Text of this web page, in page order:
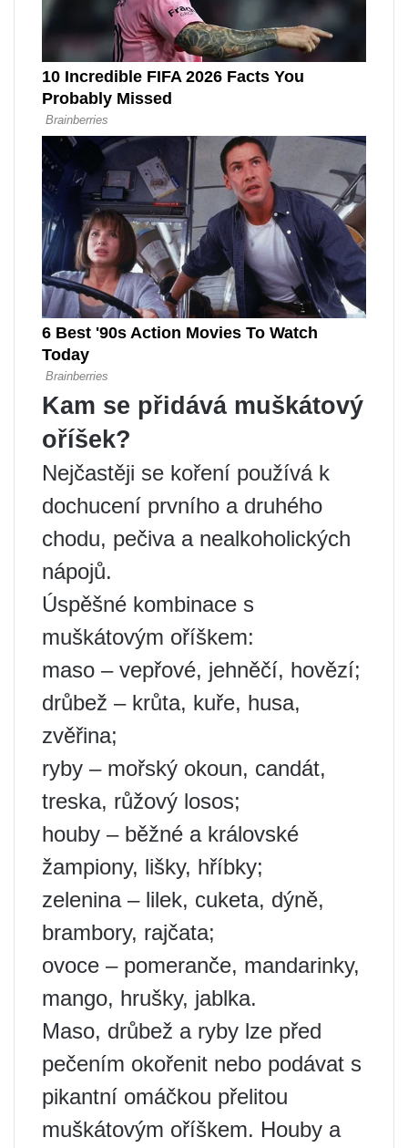
Kam se přidává muškátový
oříšek?
Nejčastěji se koření používá k
dochucení prvního a druhého
chodu, pečiva a nealkoholických
nápojů.
Úspěšné kombinace s
muškátovým oříškem:
maso – vepřové, jehněčí, hovězí;
drůbež – krůta, kuře, husa,
zvěřina;
ryby – mořský okoun, candát,
treska, růžový losos;
houby – běžné a královské
žampiony, lišky, hříbky;
zelenina – lilek, cuketa, dýně,
brambory, rajčata;
ovoce – pomeranče, mandarinky,
mango, hrušky, jablka.
Maso, drůbež a ryby lze před
pečením okořenit nebo podávat s
pikantní omáčkou přelitou
muškátovým oříškem. Houby a